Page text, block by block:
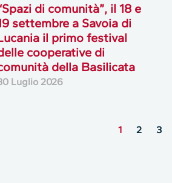
di comunità”, il 18 e
settembre a Savoia di
il primo festival
cooperative di
della Basilicata
Luglio 2026
1 2 3